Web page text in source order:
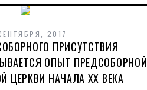
2017
ПРИСУТСТВИЯ
ОПЫТ ПРЕДСОБОРНОЙ
ЦЕРКВИ НАЧАЛА ХХ ВЕКА